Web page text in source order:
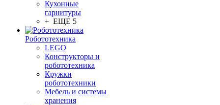
Кухонные
гарнитуры
+ ЕЩЕ 5
Робототехника
LEGO
Конструкторы и
робототехника
Кружки
робототехники
Мебель и системы
хранения